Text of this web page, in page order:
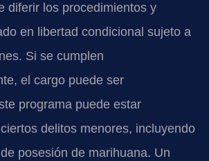
diferir los procedimientos y
en libertad condicional sujeto a
Si se cumplen
el cargo puede ser
programa puede estar
delitos menores, incluyendo
posesión de marihuana. Un